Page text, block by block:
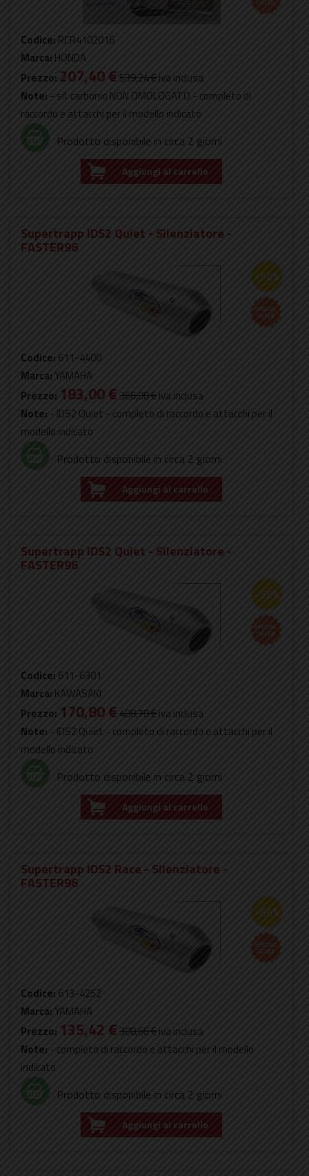
Codice: RCR4102016
Marca: HONDA
Prezzo: 207,40 €539,24 €iva inclusa
Note: - sil. carbonio NON OMOLOGATO - completo di
raccordo e attacchi per il modello indicato
Prodotto disponibile in circa 2 giorni
Aggiungi al carrello
Supertrapp IDS2 Quiet - Silenziatore -
FASTER96
-50%
Codice: 611-4400
Marca: YAMAHA
Prezzo: 183,00 €366,00 €iva inclusa
Note: - IDS2 Quiet - completo di raccordo e attacchi per il
modello indicato
Prodotto disponibile in circa 2 giorni
Aggiungi al carrello
Supertrapp IDS2 Quiet - Silenziatore -
FASTER96
-58%
Codice: 611-6301
Marca: KAWASAKI
Prezzo: 170,80 €408,70 €iva inclusa
Note: - IDS2 Quiet - completo di raccordo e attacchi per il
modello indicato
Prodotto disponibile in circa 2 giorni
Aggiungi al carrello
Supertrapp IDS2 Race - Silenziatore -
FASTER96
-56%
Codice: 613-4252
Marca: YAMAHA
Prezzo: 135,42 €308,66 €iva inclusa
Note: - completo di raccordo e attacchi per il modello
indicato
Prodotto disponibile in circa 2 giorni
Aggiungi al carrello